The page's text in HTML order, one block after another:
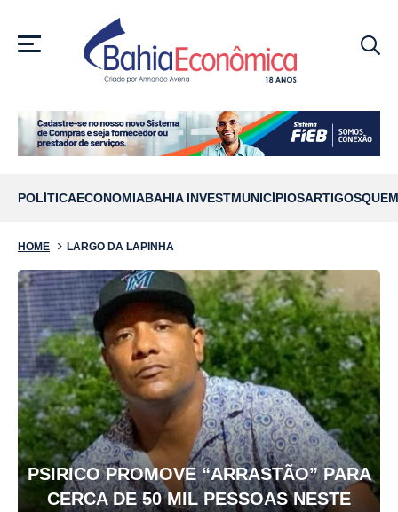
MENU
POLÍTICAECONOMIABAHIA INVESTMUNICÍPIOSARTIGOS
HOME LARGO DA LAPINHA
PSIRICO PROMOVE “ARRASTÃO” PARA
CERCA DE 50 MIL PESSOAS NESTE